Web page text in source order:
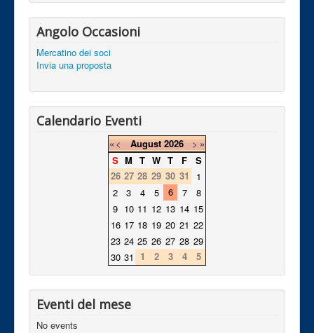
Angolo Occasioni
Mercatino dei soci
Invia una proposta
Calendario Eventi
«< August 2026 >»
S M T W T F
S
26 27 28 29 30 31
1
2
3 4 5 6 7
8
9 10 11 12 13 14 15
16 17 18 19 20 21 22
23 24 25 26 27 28 29
30 31 1 2 3 4 5
Eventi del mese
No events